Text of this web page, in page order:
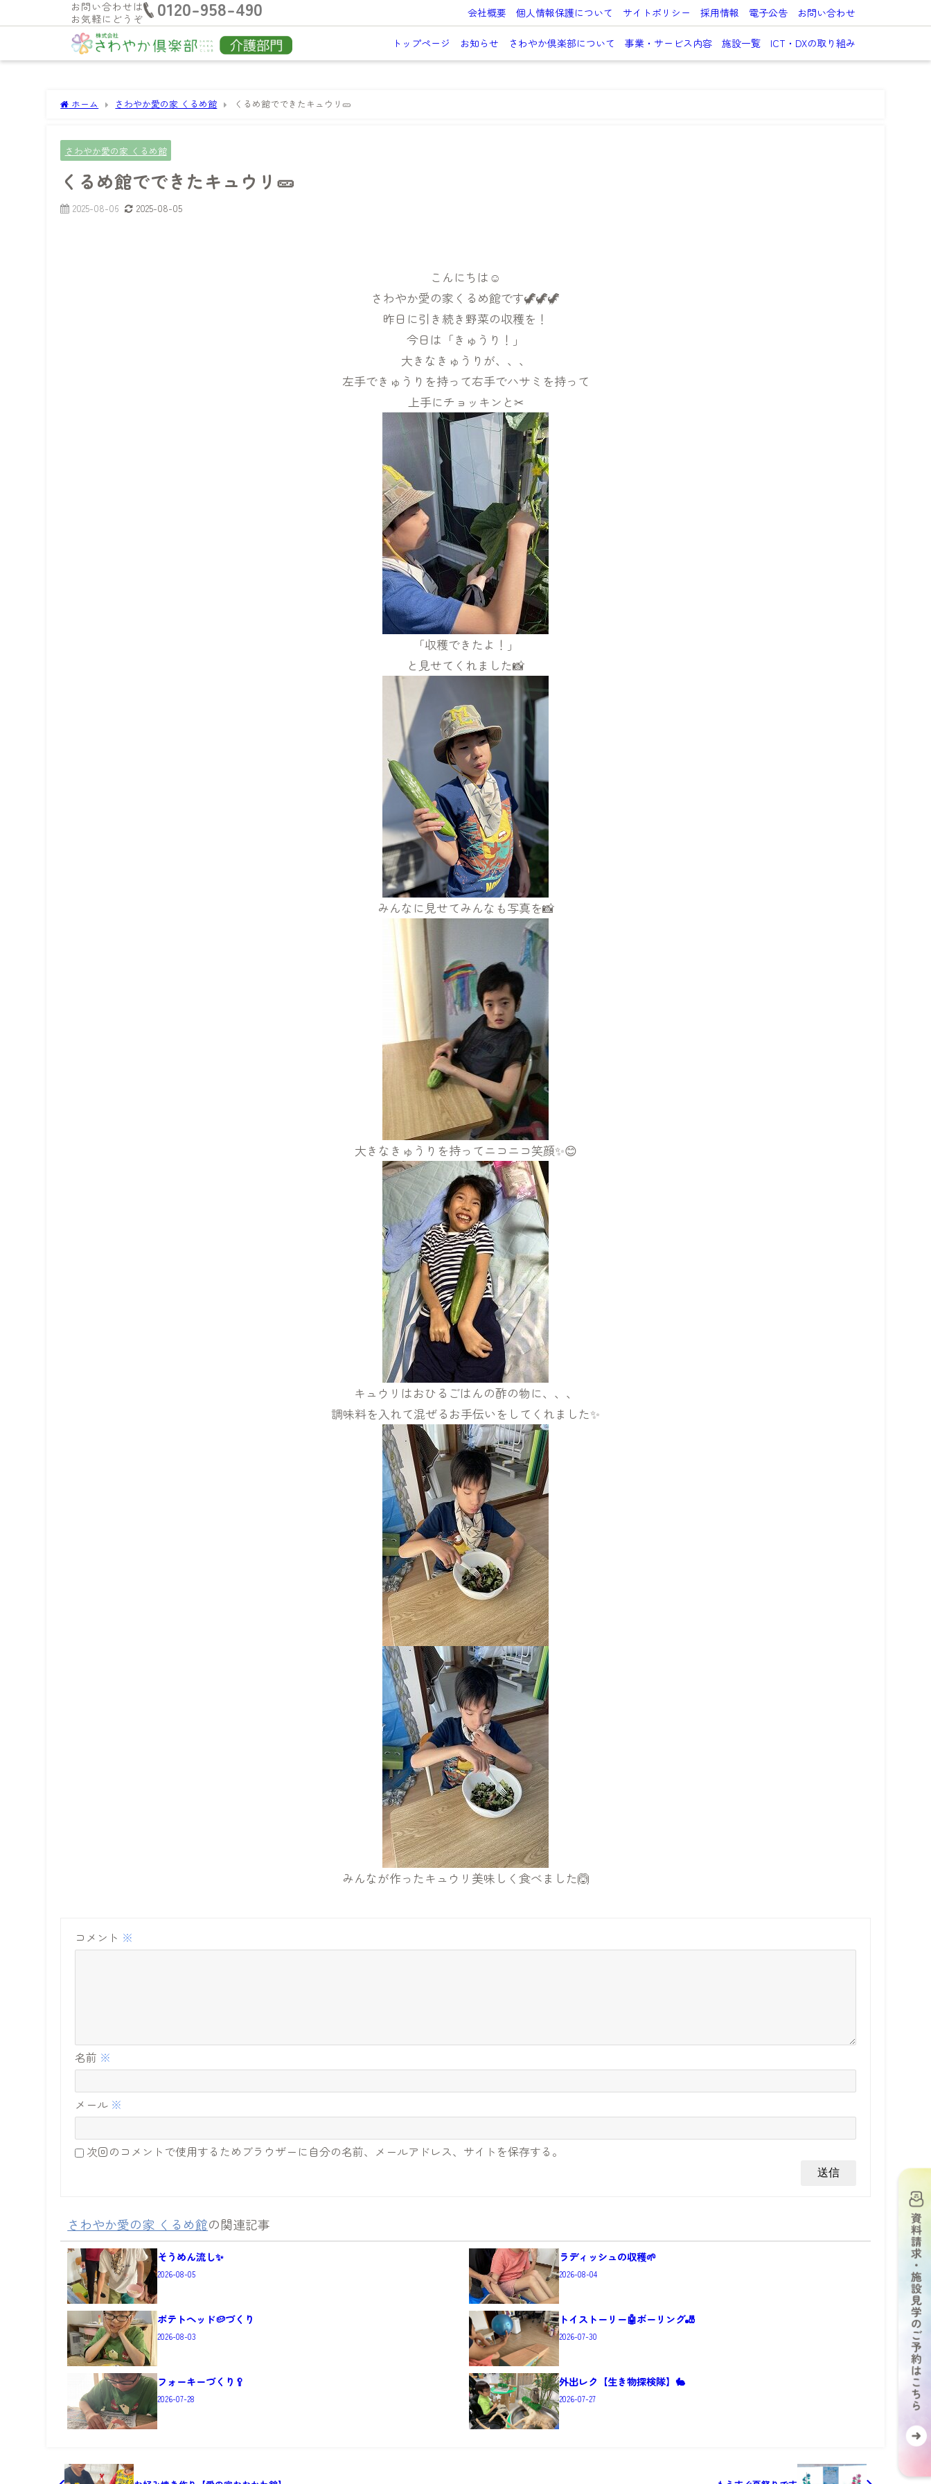
お問い合わせは
お気軽にどうぞ
0120-958-490 会社概要 個人情報保護について サイトポリシー 採用情報 電子公告 お問い合わせ
トップページ お知らせ さわやか倶楽部について 事業・サービス内容 施設一覧 ICT・DXの取り組み
ホーム さわやか愛の家 くるめ館 くるめ館でできたキュウリ🥒
さわやか愛の家 くるめ館
くるめ館でできたキュウリ🥒
2025-08-06 2025-08-05
こんにちは☺
さわやか愛の家くるめ館です🦖🦖🦖
昨日に引き続き野菜の収穫を！
今日は「きゅうり！」
大きなきゅうりが、、、
左手できゅうりを持って右手でハサミを持って
上手にチョッキンと✂
「収穫できたよ！」
と見せてくれました📸
みんなに見せてみんなも写真を📸
大きなきゅうりを持ってニコニコ笑顔✨😊
キュウリはおひるごはんの酢の物に、、、
調味料を入れて混ぜるお手伝いをしてくれました✨
みんなが作ったキュウリ美味しく食べました🙆
コメント ※
名前 ※
メール ※
次回のコメントで使用するためブラウザーに自分の名前、メールアドレス、サイトを保存する。
さわやか愛の家 くるめ館の関連記事
そうめん流し✨
2026-08-05
ラディッシュの収穫🌱
2026-08-04
ポテトヘッド🥔づくり
2026-08-03
トイストーリー🤖ボーリング🎳
2026-07-30
フォーキーづくり🥄
2026-07-28
外出レク【生き物探検隊】🐇
2026-07-27